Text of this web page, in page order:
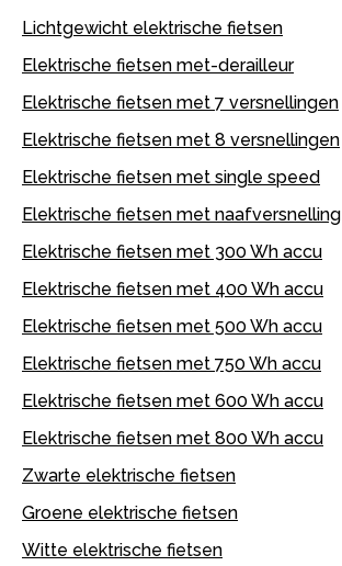
Lichtgewicht elektrische fietsen
Elektrische fietsen met-derailleur
Elektrische fietsen met 7 versnellingen
Elektrische fietsen met 8 versnellingen
Elektrische fietsen met single speed
Elektrische fietsen met naafversnelling
Elektrische fietsen met 300 Wh accu
Elektrische fietsen met 400 Wh accu
Elektrische fietsen met 500 Wh accu
Elektrische fietsen met 750 Wh accu
Elektrische fietsen met 600 Wh accu
Elektrische fietsen met 800 Wh accu
Zwarte elektrische fietsen
Groene elektrische fietsen
Witte elektrische fietsen